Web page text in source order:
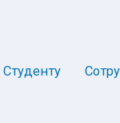
Студенту